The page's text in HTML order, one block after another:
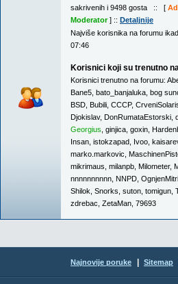
sakrivenih i 9498 gosta :: [
Moderator] :: Detaljnije
Najviše korisnika na forumu
07:46
Korisnici koji su trenutno
Korisnici trenutno na forumu:
Bane5 bato_banjaluka bog
BSD Bubili CCCP,
Djokislav, DonRumataEstorski
Georgius ginjica goxin
Insan istokzapad Ivoo
marko.markovic
mikrimaus milanpb Milometer,
nnnnnnnnnn NNPD
Shilok Snorks suton tomigun
zdrebac ZetaMan 79693
Najnovije poruke Sitemap